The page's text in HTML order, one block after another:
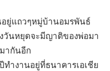
ยู่แถวๆหมู่บ้านอมรพันธ์
วันหยุดจะมีญาติของพ่อมา
ากันอีก
ำงานอยู่ที่ธนาคารเอเชีย